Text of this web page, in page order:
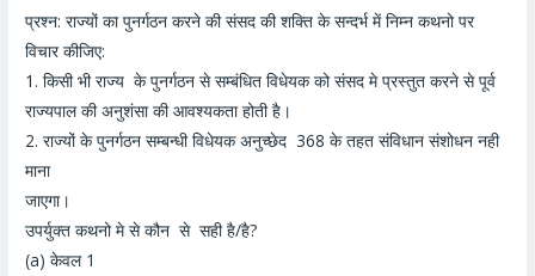
प्रश्न: राज्यों का पुनर्गठन करने की संसद की शक्ति के सन्दर्भ में निम्न कथनो पर
विचार कीजिए:
1. किसीभी राज्य के पुनर्गठन से सम्बंधित विधेयक को संसद मे प्रस्तुत करने से पूर्व
राज्यपाल की अनुशंसा की आवश्यकता होती है।
2. राज्यों के पुनर्गठन सम्बन्धी विधेयक अनुच्छेद 368के तहत संविधान संशोधन नही
माना
जाएगा।
उपर्युक्त कथनो मे से कौन से सही है/है?
(a)केवल 1